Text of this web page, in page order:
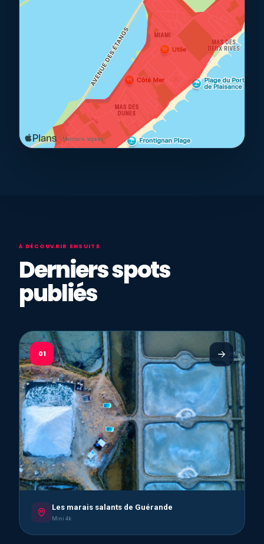
À DÉCOUVRIR ENSUITE
Derniers spots
publiés
01
Les marais salants de Guérande
Mini 4k